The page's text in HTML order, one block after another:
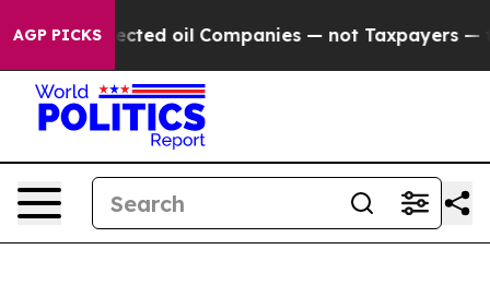
AGP PICKS
oil Companies — not Taxpayers — the Chance